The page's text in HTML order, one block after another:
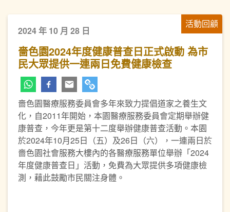
活動回顧
2024 年 10 月 28 日
嗇色園2024年度健康普查日正式啟動 為市
民大眾提供一連兩日免費健康檢查
嗇色園醫療服務委員會多年來致力提倡道家之養生文
化，自2011年開始，本園醫療服務委員會定期舉辦健
康普查，今年更是第十二度舉辦健康普查活動。本園
於2024年10月25日（五）及26日（六），一連兩日於
嗇色園社會服務大樓內的各醫療服務單位舉辦「2024
年度健康普查日」活動，免費為大眾提供多項健康檢
測，藉此鼓勵市民關注身體。